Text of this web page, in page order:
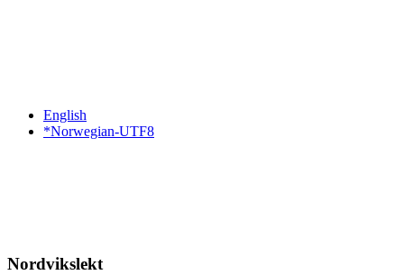
English
*Norwegian-UTF8
Nordvikslekt